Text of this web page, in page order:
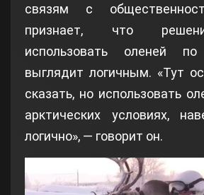
связям с
признает, что
использовать оленей
выглядит логичным. «Тут
сказать, но использовать
арктических условиях,
логично», — говорит он.